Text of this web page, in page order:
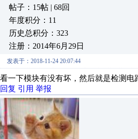
帖子：15帖 | 68回
年度积分：11
历史总积分：323
注册：2014年6月29日
发表于：2018-11-24 20:07:44
看一下模块有没有坏，然后就是检测电
回复 引用 举报